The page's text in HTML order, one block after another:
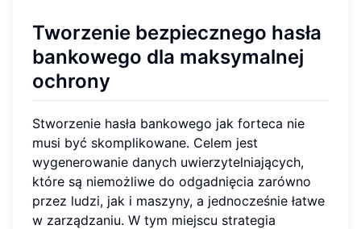
Tworzenie bezpiecznego hasła
bankowego dla maksymalnej
ochrony
Stworzenie hasła bankowego jak forteca nie
musi być skomplikowane. Celem jest
wygenerowanie danych uwierzytelniających,
które są niemożliwe do odgadnięcia zarówno
przez ludzi, jak i maszyny, a jednocześnie łatwe
w zarządzaniu. W tym miejscu strategia